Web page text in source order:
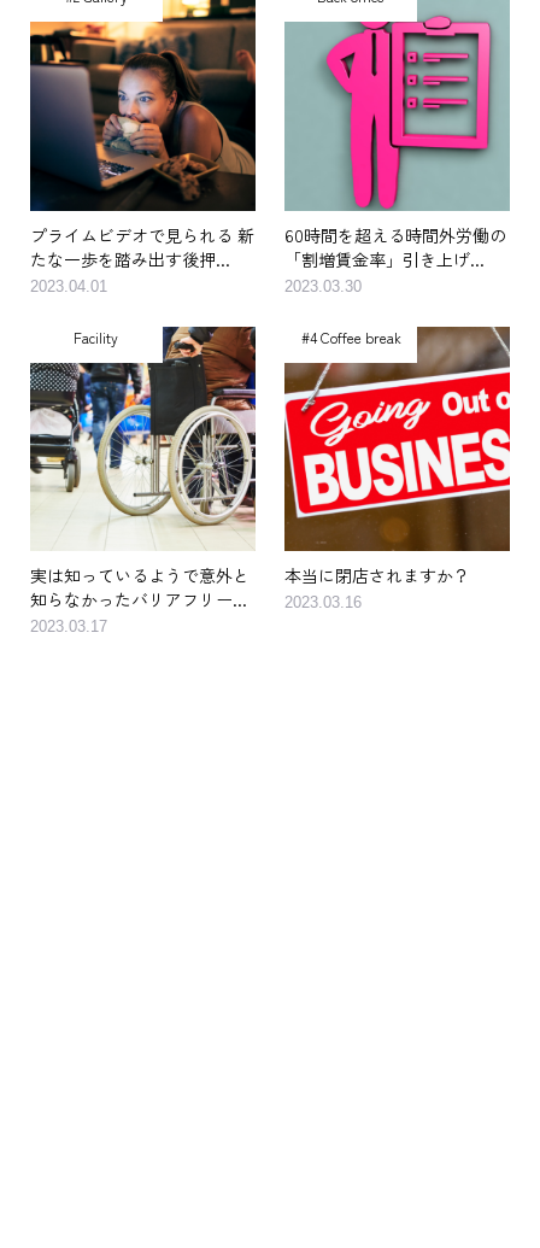
プライムビデオで見られる 新
たな一歩を踏み出す後押...
2023.04.01
60時間を超える時間外労働の
「割増賃金率」引き上げ...
2023.03.30
Facility
実は知っているようで意外と
知らなかったバリアフリー...
2023.03.17
#4 Coffee break
本当に閉店されますか？
2023.03.16